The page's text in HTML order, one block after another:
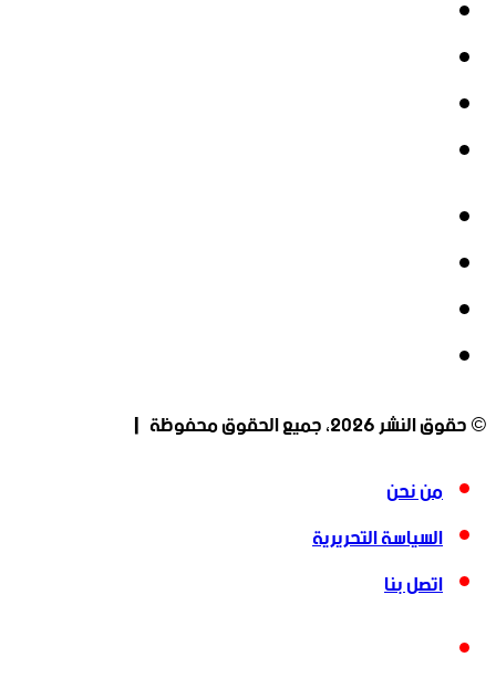
© حقوق النشر 2026، جميع الحقوق محفوظة |
من نحن
السياسة التحريرية
اتصل بنا